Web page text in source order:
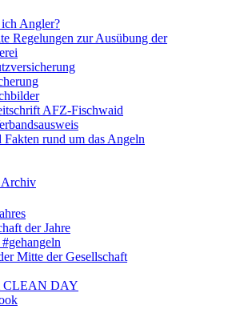
Angler?
Regelungen zur Ausübung der
AFZ-Fischwaid
Fakten rund um das Angeln
Archiv
der Jahre
Mitte der Gesellschaft
CLEAN DAY